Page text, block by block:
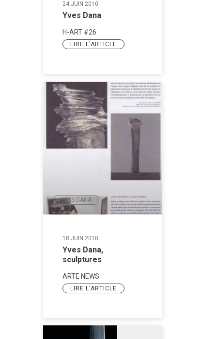
24 JUIN 2010
Yves Dana
H-ART #26
LIRE L'ARTICLE
YVES DANA
18 JUIN 2010
Yves Dana,
sculptures
ARTE NEWS
LIRE L'ARTICLE